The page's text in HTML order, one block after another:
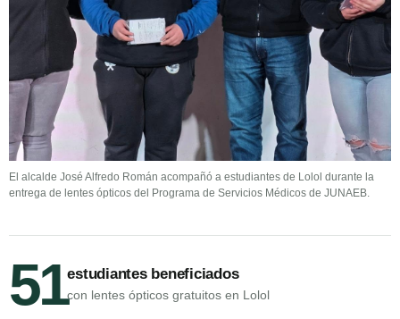
El alcalde José Alfredo Román acompañó a estudiantes de Lolol durante la
entrega de lentes ópticos del Programa de Servicios Médicos de JUNAEB.
51estudiantes beneficiados
con lentes ópticos gratuitos en Lolol